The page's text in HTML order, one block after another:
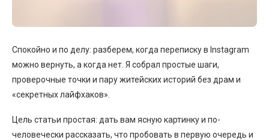
Спокойно и по делу: разберем, когда переписку в Instagram
можно вернуть, а когда нет. Я собрал простые шаги,
проверочные точки и пару житейских историй без драм и
«секретных лайфхаков».
Цель статьи простая: дать вам ясную картинку и по-
человечески рассказать, что пробовать в первую очередь и